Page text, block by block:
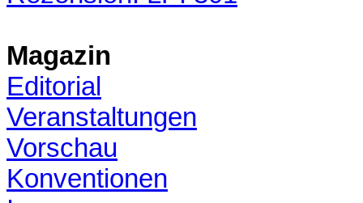
Magazin
Editorial
Veranstaltungen
Vorschau
Konventionen